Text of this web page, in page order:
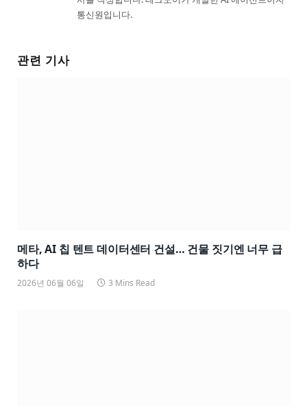
통신원입니다.
관련 기사
메타, AI 칩 텐트 데이터센터 건설… 건물 짓기엔 너무 급
하다
2026년 06월 06일 3 Mins Read